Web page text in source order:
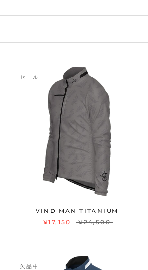
セール
VIND MAN TITANIUM
¥17,150
¥24,500
欠品中